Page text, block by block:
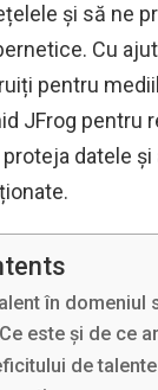
și să ne
Cu
pentru
JFrog pentru
datele
în domeniul
este și de ce
de talente